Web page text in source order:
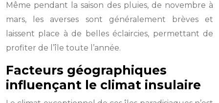
Même pendant la saison des pluies, de novembre à
mars, les averses sont généralement brèves et
laissent place à de belles éclaircies, permettant de
profiter de l’île toute l’année.
Facteurs géographiques
influençant le climat insulaire